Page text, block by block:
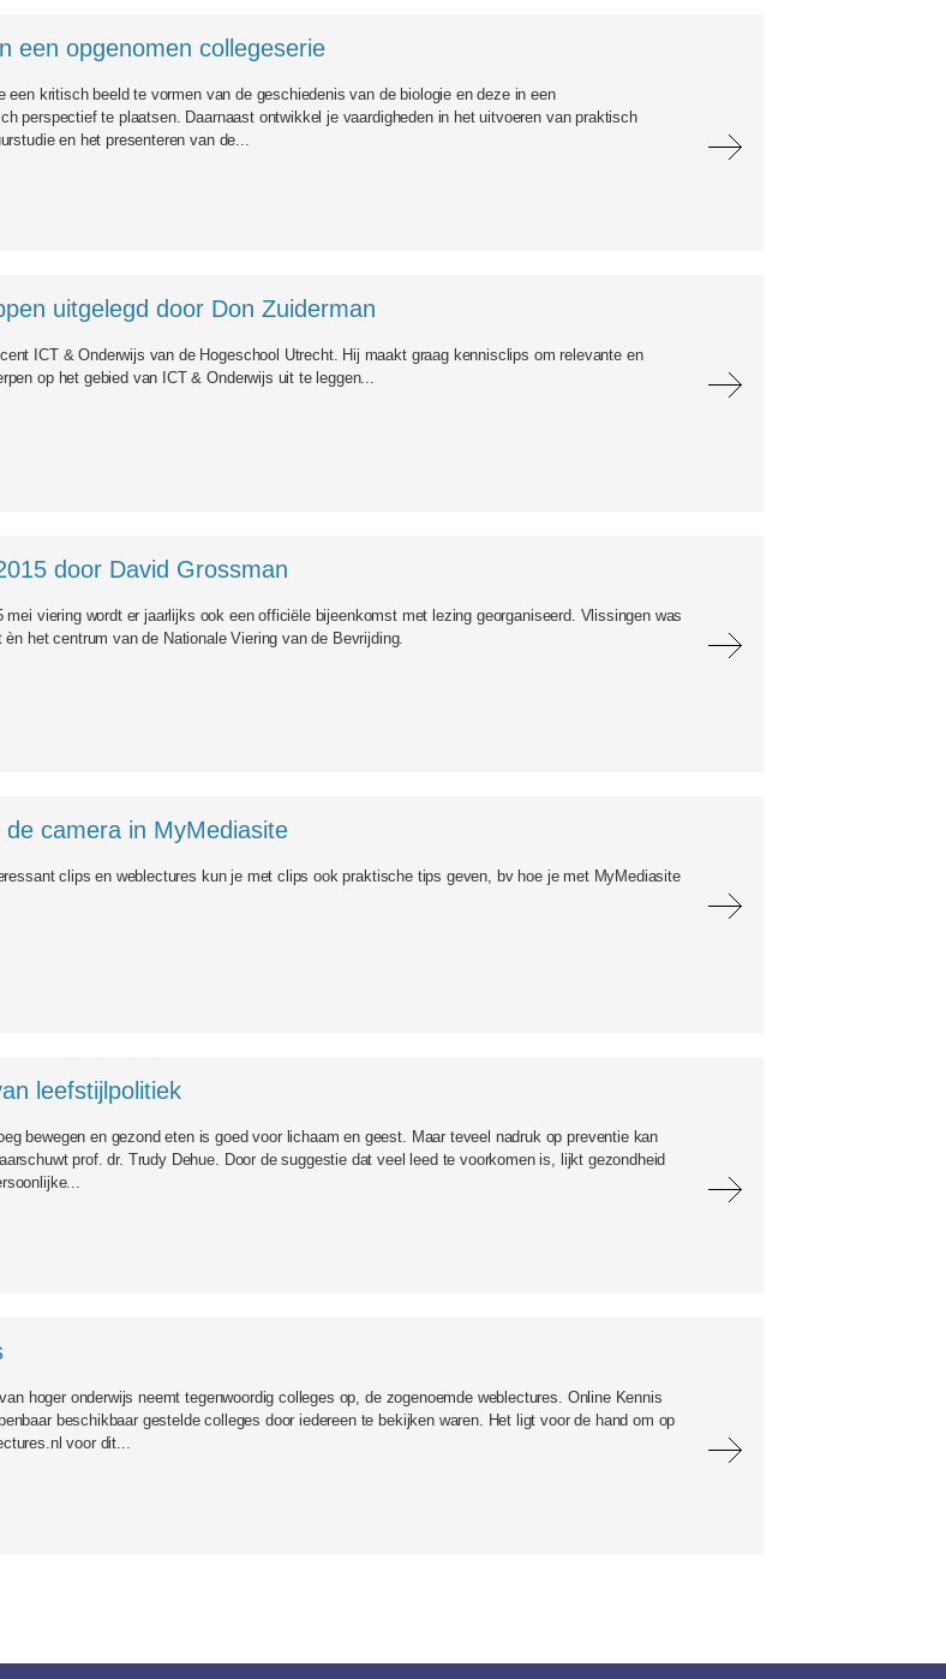
een opgenomen collegeserie
een kritisch beeld te vormen van de geschiedenis van de biologie en deze in een
perspectief te plaatsen. Daarnaast ontwikkel je vaardigheden in het uitvoeren van praktisch
en het presenteren van de...
uitgelegd door Don Zuiderman
ICT & Onderwijs van de Hogeschool Utrecht. Hij maakt graag kennisclips om relevante en
op het gebied van ICT & Onderwijs uit te leggen...
door David Grossman
mei viering wordt er jaarlijks ook een officiële bijeenkomst met lezing georganiseerd. Vlissingen was
het centrum van de Nationale Viering van de Bevrijding.
camera in MyMediasite
clips en weblectures kun je met clips ook praktische tips geven, bv hoe je met MyMediasite
leefstijlpolitiek
bewegen en gezond eten is goed voor lichaam en geest. Maar teveel nadruk op preventie kan
prof. dr. Trudy Dehue. Door de suggestie dat veel leed te voorkomen is, lijkt gezondheid
hoger onderwijs neemt tegenwoordig colleges op, de zogenoemde weblectures. Online Kennis
beschikbaar gestelde colleges door iedereen te bekijken waren. Het ligt voor de hand om op
voor dit...